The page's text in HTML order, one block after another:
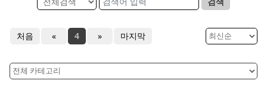
처음 « 4 » 마지막